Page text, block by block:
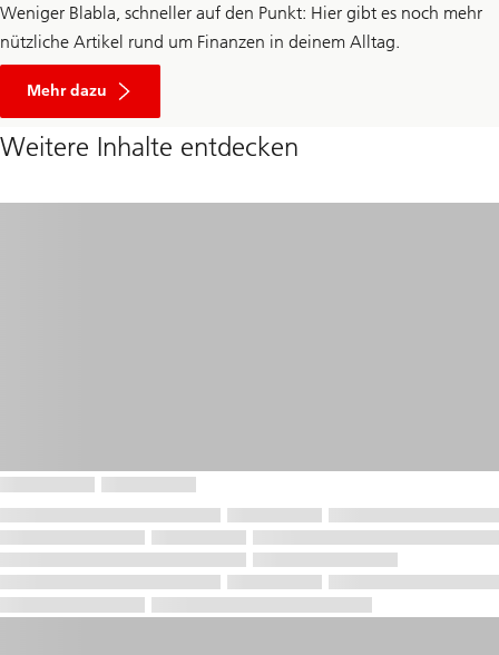
Weniger Blabla, schneller auf den Punkt: Hier gibt es noch mehr
nützliche Artikel rund um Finanzen in deinem Alltag.
Mehr dazu
Finanzratgeber
und
Studierende
Weitere Inhalte entdecken